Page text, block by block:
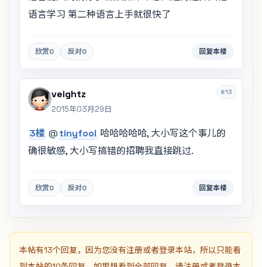
语言学习 第二种语言上手就很快了
欣赏0 反对0 回复本楼
#13
veightz
2015年03月29日
3楼@tinyfool 哈哈哈哈哈, 大小写这个事儿的
确很敏感, 大小写搞错的招聘我直接跳过.
欣赏0 反对0 回复本楼
本帖有13个回复，因为您没有注册或者登录本站，所以只能看